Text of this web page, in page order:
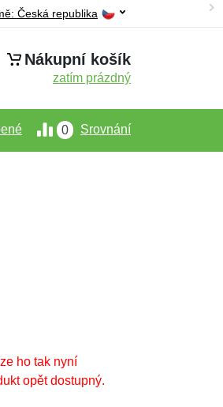
Česká republika
Nákupní košík
zatím prázdný
0 Srovnání
ho tak nyní
opět dostupný.